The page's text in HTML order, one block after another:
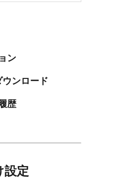
ン
ンロード
歴
設定